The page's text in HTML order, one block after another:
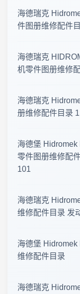
2026-07-14 工
工程机械资料
零件图册 · 更
海德瑞克
件图册维修配件
海德瑞克
机零件图册维修
海德瑞克
册维修配件目录
海德堡
零件图册维修配
101
海德瑞克
维修配件目录 发
海德堡
维修配件目录
海德瑞克